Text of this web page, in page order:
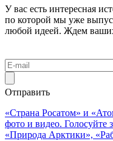
У вас есть интересная
по которой мы уже
любой идеей. Ждем
Отправить
«Страна Росатом» и
фото и видео. Голосуйте
«Природа Арктики»,